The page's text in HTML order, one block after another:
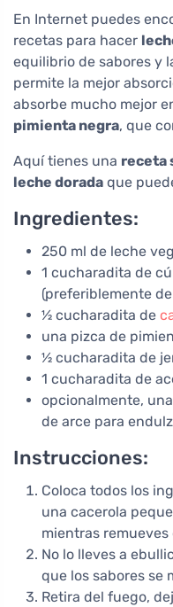
En Internet puedes
recetas para hacer
equilibrio de sabores y
permite la mejor
absorbe mucho mejor
pimienta negra, que
Aquí tienes una receta
leche dorada que
Ingredientes:
250 ml de leche
1 cucharadita de
(preferiblemente
½ cucharadita de
una pizca de
½ cucharadita de
1 cucharadita de
opcionalmente,
de arce para
Instrucciones:
Coloca todos los
una cacerola
mientras
No lo lleves a
que los sabores se
Retira del fuego,